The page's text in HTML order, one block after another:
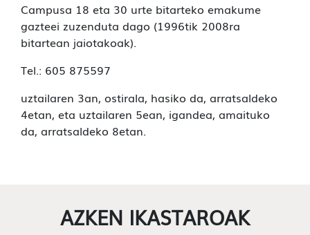
Campusa 18 eta 30 urte bitarteko emakume
gazteei zuzenduta dago (1996tik 2008ra
bitartean jaiotakoak).
Tel.: 605 875597
uztailaren 3an, ostirala, hasiko da, arratsaldeko
4etan, eta uztailaren 5ean, igandea, amaituko
da, arratsaldeko 8etan.
AZKEN IKASTAROAK